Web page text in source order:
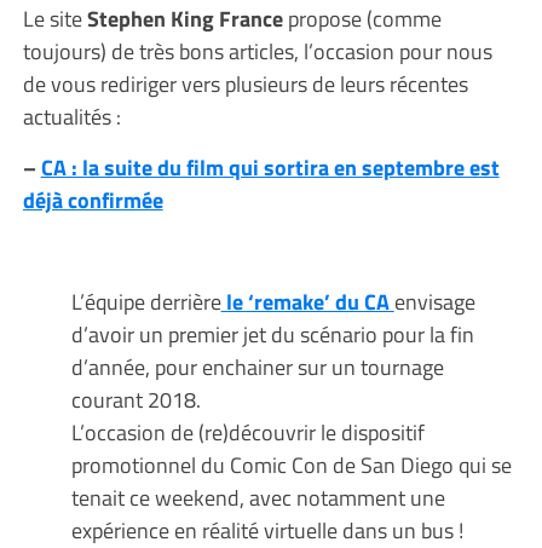
Le siteStephen King Francepropose (comme
toujours) de très bons articles, l’occasion pour nous
de vous rediriger vers plusieurs de leurs récentes
actualités :
–CA : la suite du film qui sortira en septembre est
déjà confirmée
L’équipe derrièrele ‘remake’ du CAenvisage
d’avoir un premier jet du scénario pour la fin
d’année, pour enchainer sur un tournage
courant 2018.
L’occasion de (re)découvrir le dispositif
promotionnel du Comic Con de San Diego qui se
tenait ce weekend, avec notamment une
expérience en réalité virtuelle dans un bus !